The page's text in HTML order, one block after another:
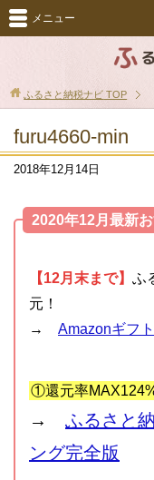
メニュー
ふるさと納税ナビ TOP
furu4660-min
2018年12月14日
2020年12月最新お
【12月末まで】 ふ
元！
→ Amazonギフ
①還元率MAX124%
→ ふるさと
ング完全版